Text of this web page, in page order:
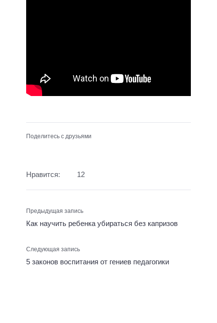
Поделитесь с друзьями
Нравится: 12
Предыдущая запись
Как научить ребенка убираться без капризов
Следующая запись
5 законов воспитания от гениев педагогики